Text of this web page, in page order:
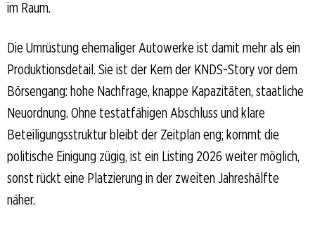
im Raum.
Die Umrüstung ehemaliger Autowerke ist damit mehr als ein
Produktionsdetail. Sie ist der Kern der KNDS-Story vor dem
Börsengang: hohe Nachfrage, knappe Kapazitäten, staatliche
Neuordnung. Ohne testatfähigen Abschluss und klare
Beteiligungsstruktur bleibt der Zeitplan eng; kommt die
politische Einigung zügig, ist ein Listing 2026 weiter möglich,
sonst rückt eine Platzierung in der zweiten Jahreshälfte
näher.